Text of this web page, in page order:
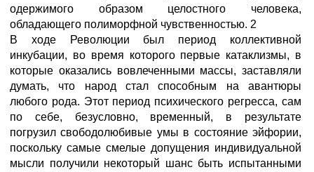
одержимого образом целостного человека,
обладающего полиморфной чувственностью. 2
В ходе Революции был период коллективной
инкубации, во время которого первые катаклизмы, в
которые оказались вовлеченными массы, заставляли
думать, что народ стал способным на авантюры
любого рода. Этот период психического регресса, сам
по себе, безусловно, временный, в результате
погрузил свободолюбивые умы в состояние эйфории,
поскольку самые смелые допущения индивидуальной
мысли получили некоторый шанс быть испытанными